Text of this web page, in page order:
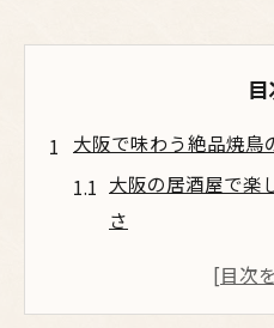
大阪で味わう絶品焼鳥
大阪の居酒屋で楽
さ
梅田で人気の鳥料